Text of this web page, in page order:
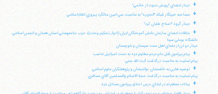
+ ديدار اعضاي "پويش دعوت از خاتمي"
+ مصاحبه خبرنگار شبكه "الجزيره" به مناسبت سي امين سالگرد پيروزي انقلاباسلامي
+ ديدار گروه "اصلاح طلبان كرد"
+
ملاقات اعضاي سازمان دانش آموختگان ايران (ادوار تحكيم وحدت)، حزب جامعهمدني استان همدان و انجمن اسلامي
دانشگاه بوعلي سينا
ديدار دو تن از علماي اهل سنت سيستان و بلوچستان
+
پيام پيرامون قتل عام مردم مظلوم غزه به دست اسرائيل غاصب
پيام تسليت به مناسبت درگذشت آيت الله جمي
+
توصيه هايي به دانشمندان، نوانديشان و پژوهشگران علوم اسلامي
پيام تسليت به مناسبت درگذشت حجة الاسلام والمسلمين آقاي مسافري
+ بيانات معظم له در ابتداي درس اخلاق پيرامون مسائل غزه